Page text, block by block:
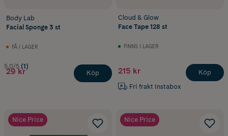
Body Lab
Facial Sponge 3 st
FÅ I LAGER
5.0/5 (1)
29 kr Köp
Cloud & Glow
Face Tape 128 st
FINNS I LAGER
215 kr
Fri frakt Instabox
Köp
Nice Price Nice Price